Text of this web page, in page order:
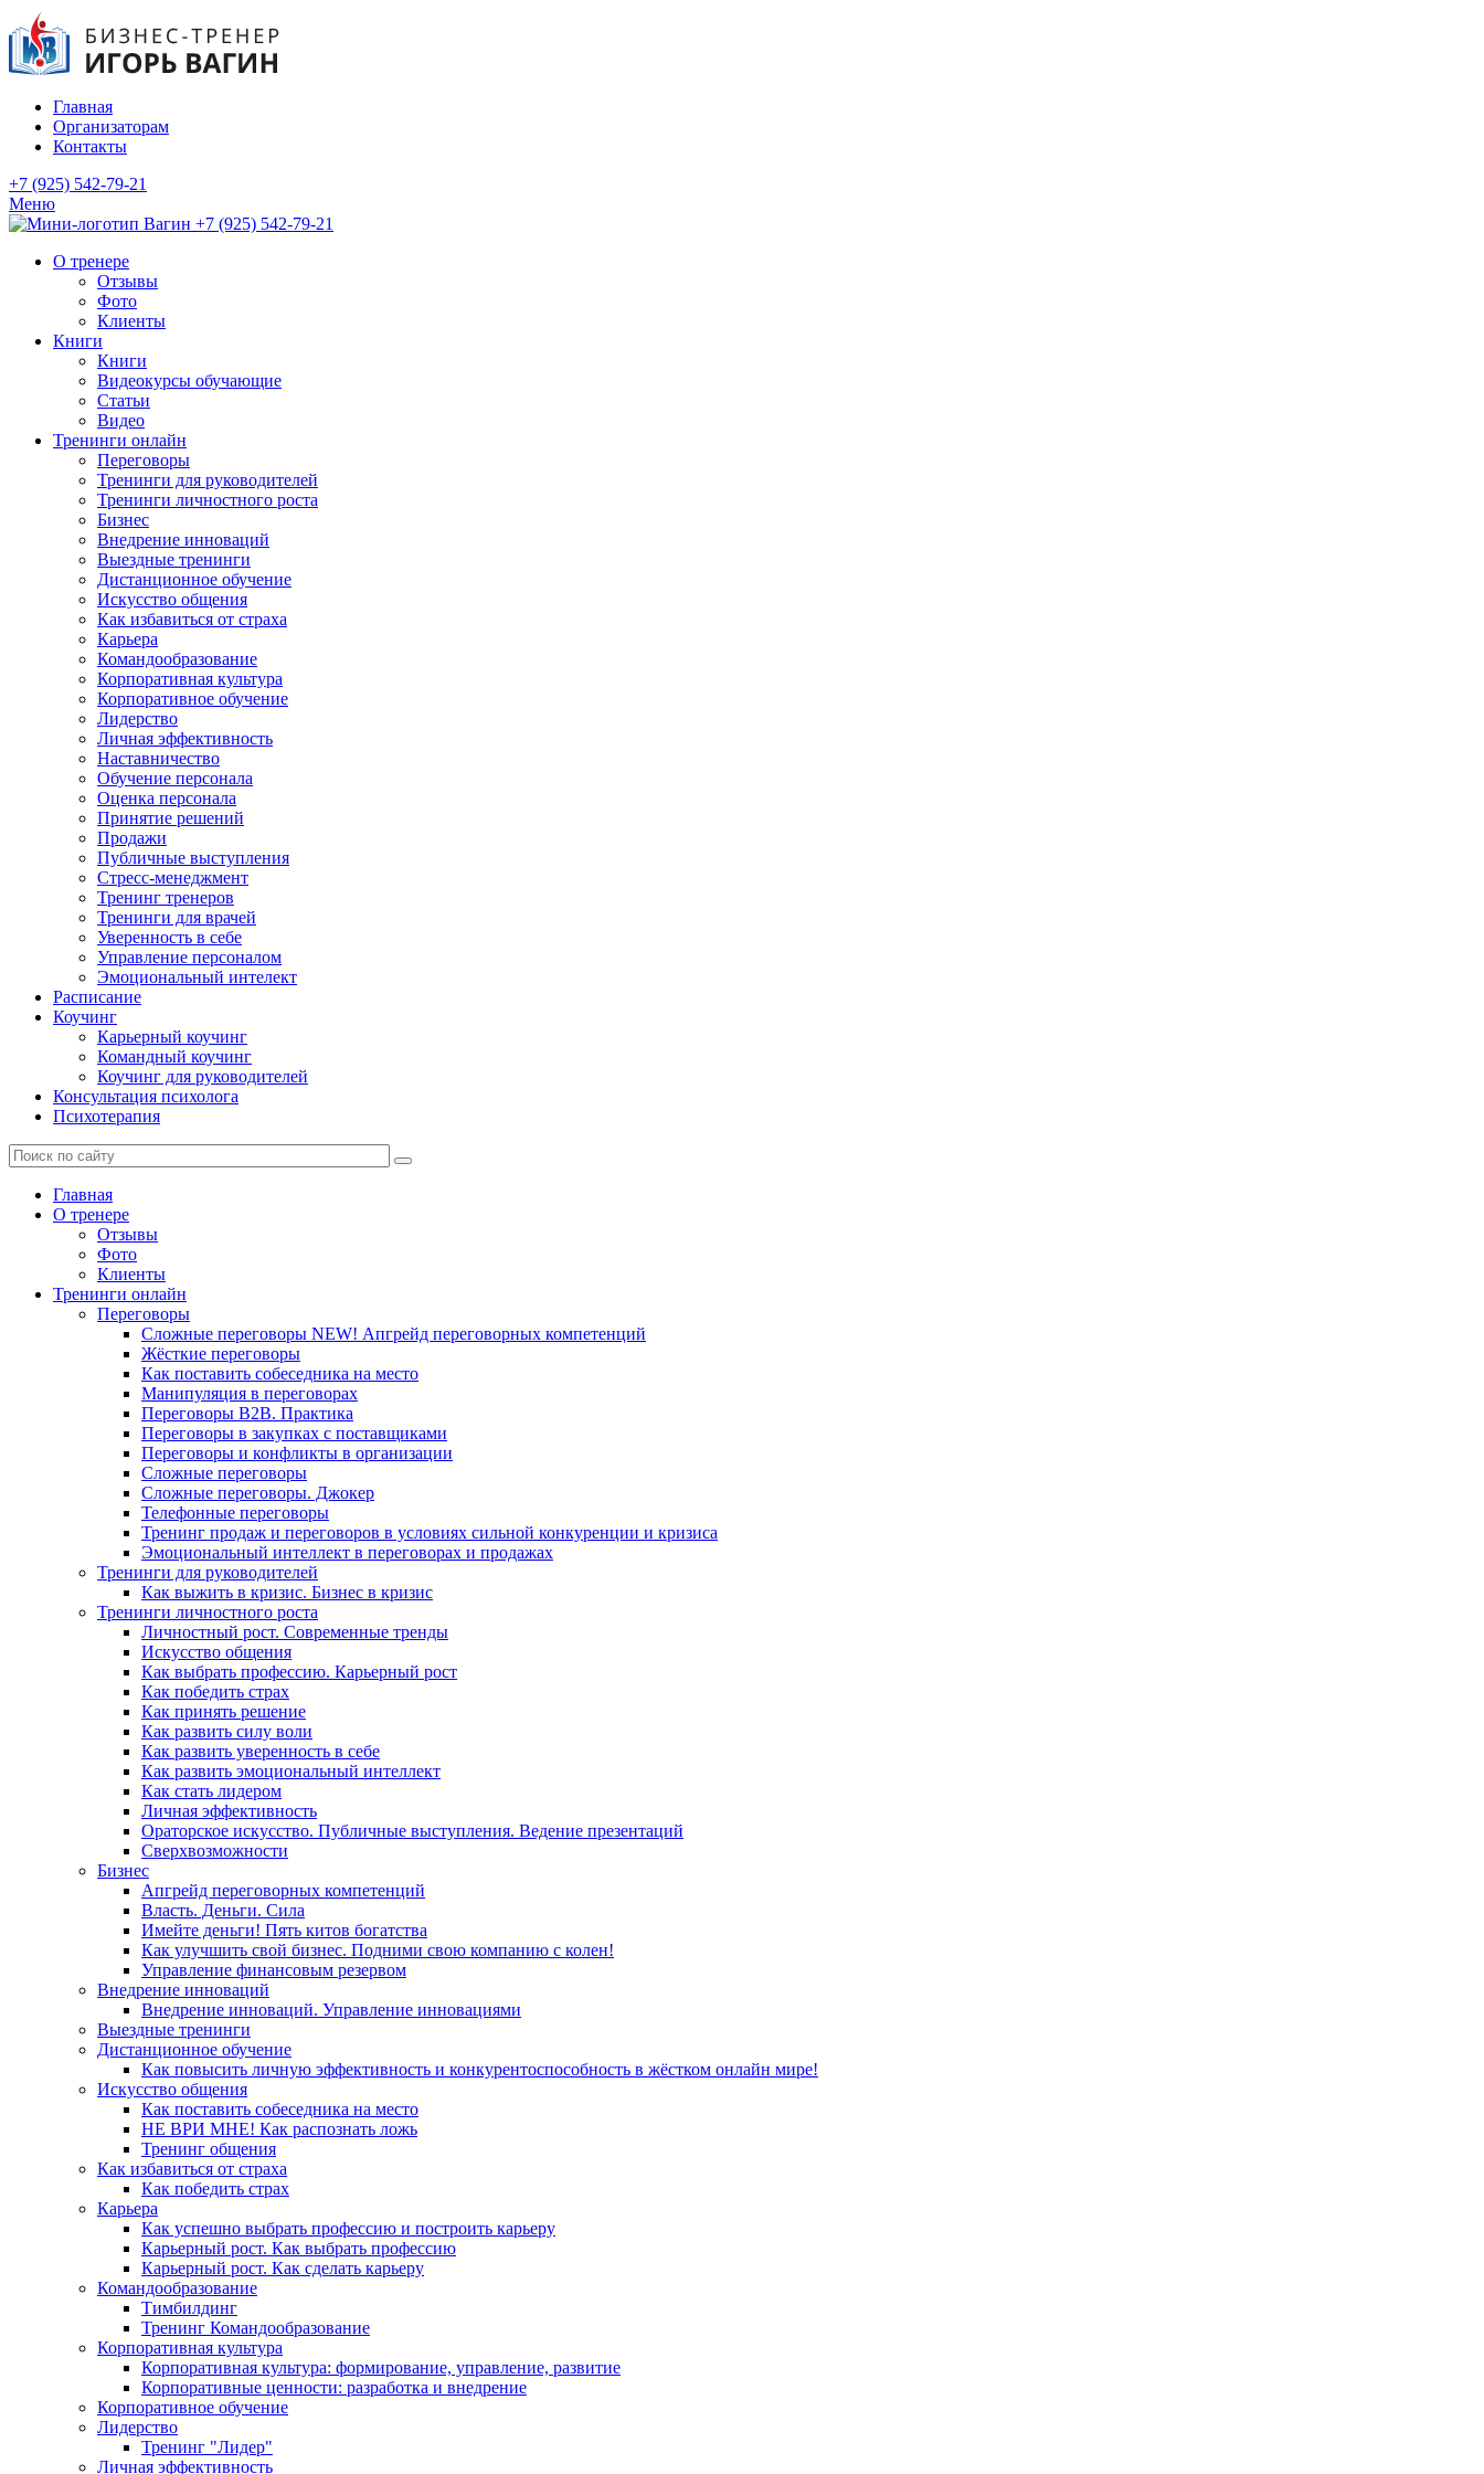
Главная
Организаторам
Контакты
+7 (925) 542-79-21
Меню
+7 (925) 542-79-21
О тренере
Отзывы
Фото
Клиенты
Книги
Книги
Видеокурсы обучающие
Статьи
Видео
Тренинги онлайн
Переговоры
Тренинги для руководителей
Тренинги личностного роста
Бизнес
Внедрение инноваций
Выездные тренинги
Дистанционное обучение
Искусство общения
Как избавиться от страха
Карьера
Командообразование
Корпоративная культура
Корпоративное обучение
Лидерство
Личная эффективность
Наставничество
Обучение персонала
Оценка персонала
Принятие решений
Продажи
Публичные выступления
Стресс-менеджмент
Тренинг тренеров
Тренинги для врачей
Уверенность в себе
Управление персоналом
Эмоциональный интелект
Расписание
Коучинг
Карьерный коучинг
Командный коучинг
Коучинг для руководителей
Консультация психолога
Психотерапия
Главная
О тренере
Отзывы
Фото
Клиенты
Тренинги онлайн
Переговоры
Сложные переговоры NEW! Апгрейд переговорных компетенций
Жёсткие переговоры
Как поставить собеседника на место
Манипуляция в переговорах
Переговоры B2B. Практика
Переговоры в закупках с поставщиками
Переговоры и конфликты в организации
Сложные переговоры
Сложные переговоры. Джокер
Телефонные переговоры
Тренинг продаж и переговоров в условиях сильной конкуренции и кризиса
Эмоциональный интеллект в переговорах и продажах
Тренинги для руководителей
Как выжить в кризис. Бизнес в кризис
Тренинги личностного роста
Личностный рост. Современные тренды
Искусство общения
Как выбрать профессию. Карьерный рост
Как победить страх
Как принять решение
Как развить силу воли
Как развить уверенность в себе
Как развить эмоциональный интеллект
Как стать лидером
Личная эффективность
Ораторское искусство. Публичные выступления. Ведение презентаций
Сверхвозможности
Бизнес
Апгрейд переговорных компетенций
Власть. Деньги. Сила
Имейте деньги! Пять китов богатства
Как улучшить свой бизнес. Подними свою компанию с колен!
Управление финансовым резервом
Внедрение инноваций
Внедрение инноваций. Управление инновациями
Выездные тренинги
Дистанционное обучение
Как повысить личную эффективность и конкурентоспособность в жёстком онлайн мире!
Искусство общения
Как поставить собеседника на место
НЕ ВРИ МНЕ! Как распознать ложь
Тренинг общения
Как избавиться от страха
Как победить страх
Карьера
Как успешно выбрать профессию и построить карьеру
Карьерный рост. Как выбрать профессию
Карьерный рост. Как сделать карьеру
Командообразование
Тимбилдинг
Тренинг Командообразование
Корпоративная культура
Корпоративная культура: формирование, управление, развитие
Корпоративные ценности: разработка и внедрение
Корпоративное обучение
Лидерство
Тренинг "Лидер"
Личная эффективность